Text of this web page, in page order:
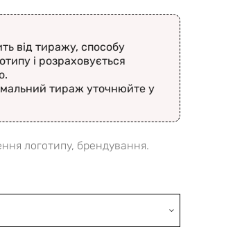
від тиражу, способу
і розраховується
тираж уточнюйте у
логотипу, брендування.